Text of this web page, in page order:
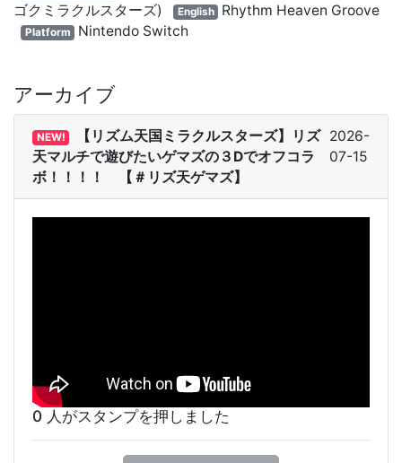
ゴクミラクルスターズ)
English Rhythm Heaven Groove
Platform Nintendo Switch
アーカイブ
NEW!
【リズム天国ミラクルスターズ】リズ
天マルチで遊びたいゲマズの３Dでオフコラ
ボ！！！！ 【＃リズ天ゲマズ】
2026-
07-15
0 人がスタンプを押しました